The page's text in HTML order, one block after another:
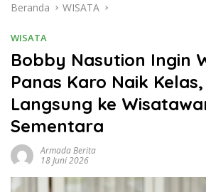
Beranda WISATA
WISATA
Bobby Nasution Ingin
Panas Karo Naik
Langsung ke
Sementara
Armada Berita
18 Juni 2026